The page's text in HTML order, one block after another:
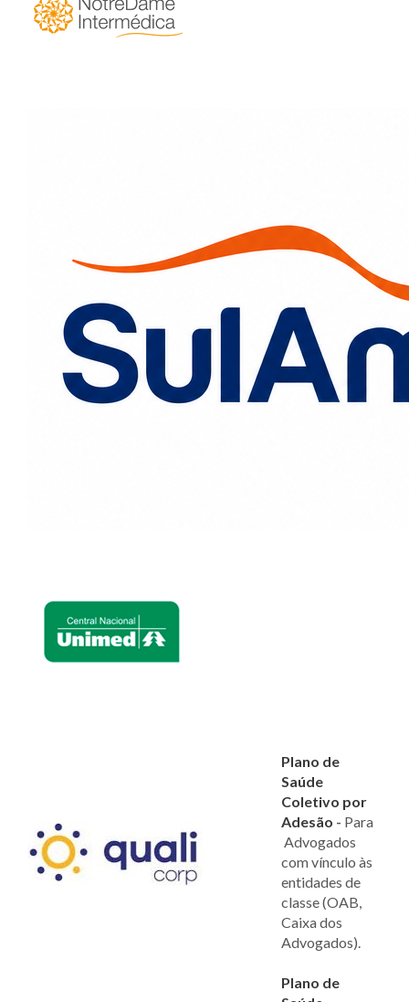
Plano de
Saúde
Coletivo por
Adesão - Para
Advogados
com vínculo às
entidades de
classe (OAB,
Caixa dos
Advogados).
Plano de